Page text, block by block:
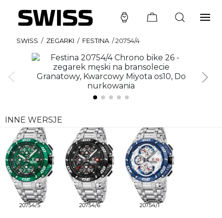
SWISS / ZEGARKI / FESTINA /20754/4
INNE WERSJE
20754/5 20754/6 20754/1